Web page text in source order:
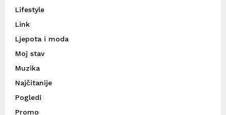
Lifestyle
Link
Ljepota i moda
Moj stav
Muzika
Najčitanije
Pogledi
Promo